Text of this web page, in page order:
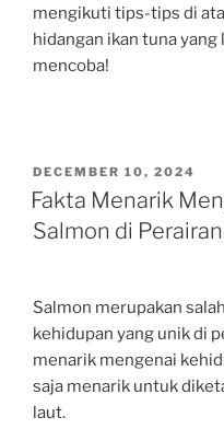
mengikuti tips-tips di
hidangan ikan tuna
mencoba!
POSTED
ON
DECEMBER 10, 2024
Fakta Menarik
Salmon di
Salmon merupakan
kehidupan yang unik di
menarik mengenai
saja menarik untuk
laut.